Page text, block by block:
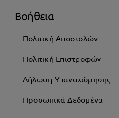
Βοήθεια
Πολιτική Αποστολών
Πολιτική Επιστροφών
Δήλωση Υπαναχώρησης
Προσωπικά Δεδομένα